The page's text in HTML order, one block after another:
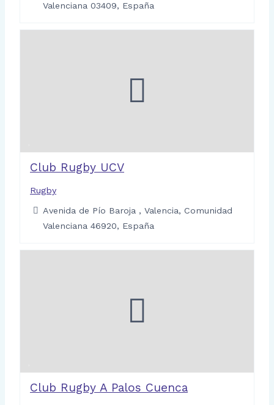
Valenciana 03409, España
Club Rugby UCV
Rugby
Avenida de Pío Baroja , Valencia, Comunidad
Valenciana 46920, España
Club Rugby A Palos Cuenca